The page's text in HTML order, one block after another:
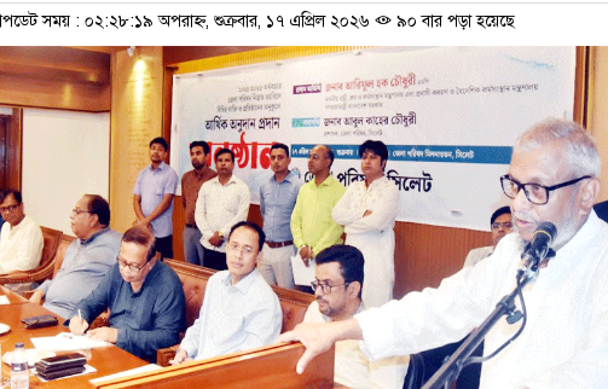
সময় : ০২:২৮:১৯ অপরাহ্ন, শুক্রবার, ১৭ এপ্রিল ২০২৬ ৯০ বার পড়া হয়েছে